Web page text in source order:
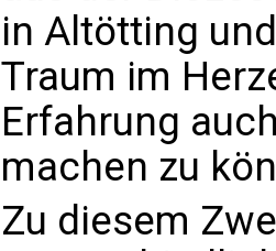
in Altötting
Traum im
Erfahrung
machen zu
Zu diesem